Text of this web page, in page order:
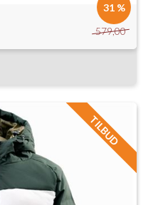
579,00
31 %
TILBUD